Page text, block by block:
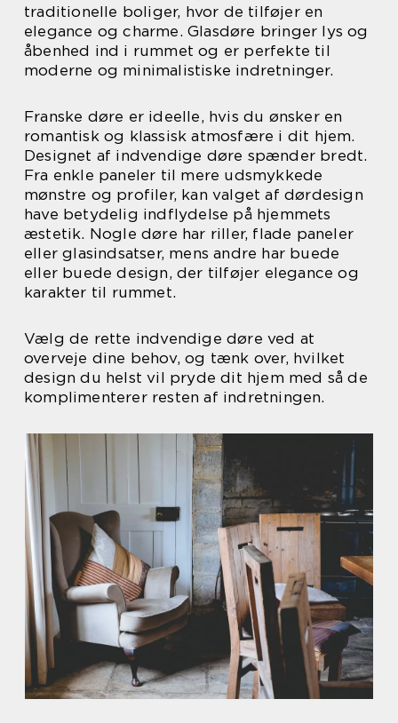
traditionelle boliger, hvor de tilføjer en
elegance og charme. Glasdøre bringer lys og
åbenhed ind i rummet og er perfekte til
moderne og minimalistiske indretninger.
Franske døre er ideelle, hvis du ønsker en
romantisk og klassisk atmosfære i dit hjem.
Designet af indvendige døre spænder bredt.
Fra enkle paneler til mere udsmykkede
mønstre og profiler, kan valget af dørdesign
have betydelig indflydelse på hjemmets
æstetik. Nogle døre har riller, flade paneler
eller glasindsatser, mens andre har buede
eller buede design, der tilføjer elegance og
karakter til rummet.
Vælg de rette indvendige døre ved at
overveje dine behov, og tænk over, hvilket
design du helst vil pryde dit hjem med så de
komplimenterer resten af indretningen.